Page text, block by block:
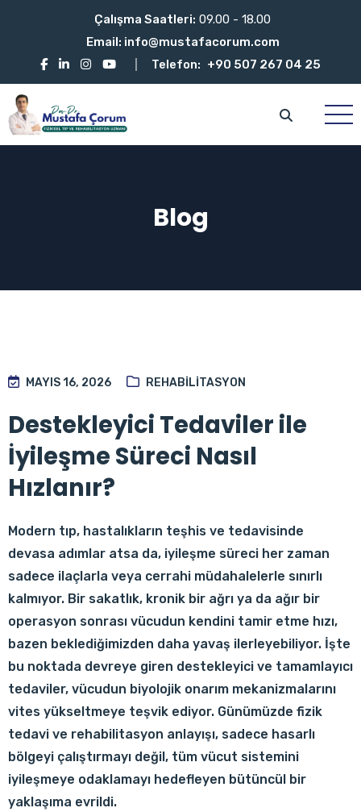
Çalışma Saatleri: 09.00 - 18.00
Email: info@mustafacorum.com
Telefon: +90 507 267 04 25
Blog
MAYIS 16, 2026 REHABILITASYON
Destekleyici Tedaviler ile
İyileşme Süreci Nasıl
Hızlanır?
Modern tıp, hastalıkların teşhis ve tedavisinde
devasa adımlar atsa da, iyileşme süreci her zaman
sadece ilaçlarla veya cerrahi müdahalelerle sınırlı
kalmıyor. Bir sakatlık, kronik bir ağrı ya da ağır bir
operasyon sonrası vücudun kendini tamir etme hızı,
bazen beklediğimizden daha yavaş ilerleyebiliyor. İşte
bu noktada devreye giren destekleyici ve tamamlayıcı
tedaviler, vücudun biyolojik onarım mekanizmalarını
vites yükseltmeye teşvik ediyor. Günümüzde fizik
tedavi ve rehabilitasyon anlayışı, sadece hasarlı
bölgeyi çalıştırmayı değil, tüm vücut sistemini
iyileşmeye odaklamayı hedefleyen bütüncül bir
yaklaşıma evrildi.